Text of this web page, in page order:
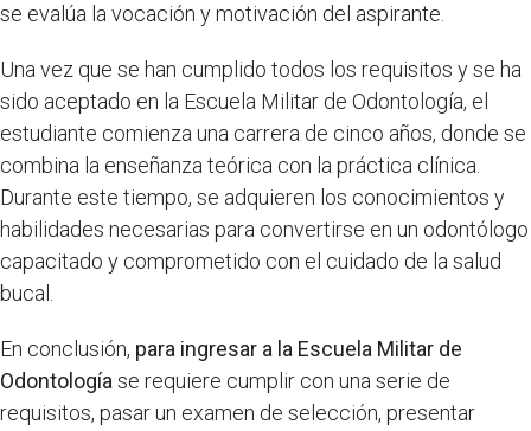
se evalúa la vocación y motivación del aspirante.
Una vez que se han cumplido todos los requisitos y se ha
sido aceptado en la Escuela Militar de Odontología, el
estudiante comienza una carrera de cinco años, donde se
combina la enseñanza teórica con la práctica clínica.
Durante este tiempo, se adquieren los conocimientos y
habilidades necesarias para convertirse en un odontólogo
capacitado y comprometido con el cuidado de la salud
bucal.
En conclusión, para ingresar a la Escuela Militar de
Odontología se requiere cumplir con una serie de
requisitos, pasar un examen de selección, presentar